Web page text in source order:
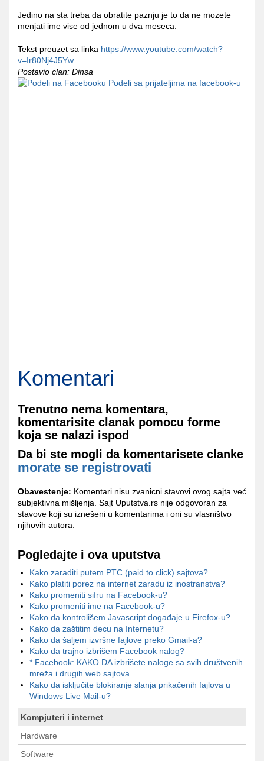
Jedino na sta treba da obratite paznju je to da ne mozete
menjati ime vise od jednom u dva meseca.
Tekst preuzet sa linka https://www.youtube.com/watch?
v=Ir80Nj4J5Yw
Postavio clan: Dinsa
Podeli sa prijateljima na facebook-u
Komentari
Trenutno nema komentara,
komentarisite clanak pomocu forme
koja se nalazi ispod
Da bi ste mogli da komentarisete clanke
morate se registrovati
Obavestenje: Komentari nisu zvanicni stavovi ovog sajta već
subjektivna mišljenja. Sajt Uputstva.rs nije odgovoran za
stavove koji su iznešeni u komentarima i oni su vlasništvo
njihovih autora.
Pogledajte i ova uputstva
Kako zaraditi putem PTC (paid to click) sajtova?
Kako platiti porez na internet zaradu iz inostranstva?
Kako promeniti sifru na Facebook-u?
Kako promeniti ime na Facebook-u?
Kako da kontrolišem Javascript događaje u Firefox-u?
Kako da zaštitim decu na Internetu?
Kako da šaljem izvršne fajlove preko Gmail-a?
Kako da trajno izbrišem Facebook nalog?
* Facebook: KAKO DA izbrišete naloge sa svih društvenih
mreža i drugih web sajtova
Kako da isključite blokiranje slanja prikačenih fajlova u
Windows Live Mail-u?
Kompjuteri i internet
Hardware
Software